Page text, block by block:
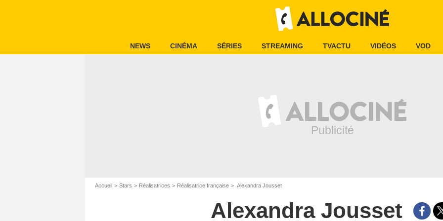
NEWS CINÉMA SÉRIES STREAMING TVACTU VIDÉOS VOD
Accueil Stars Réalisatrices Réalisatrice française Alexandra Jousset
Alexandra Jousset